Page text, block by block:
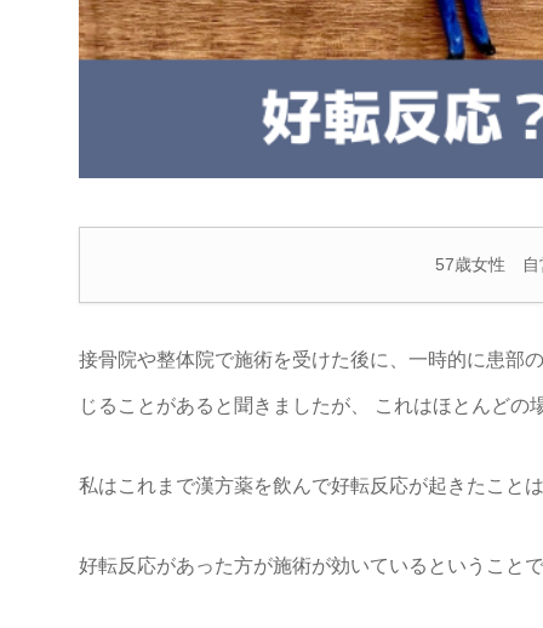
57歳女性 自
接骨院や整体院で施術を受けた後に、一時的に患部
じることがあると聞きましたが、 これはほとんどの
私はこれまで漢方薬を飲んで好転反応が起きたこと
好転反応があった方が施術が効いているということ